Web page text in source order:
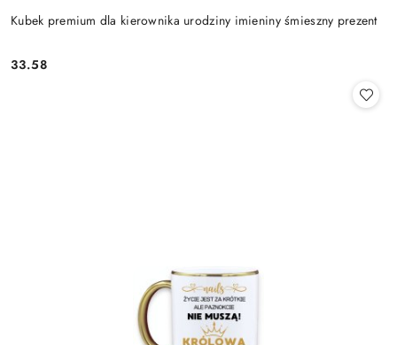
Kubek premium dla kierownika urodziny imieniny śmieszny prezent
Cena:
33.58